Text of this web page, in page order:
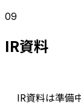
09
IR資料
IR資料は準備